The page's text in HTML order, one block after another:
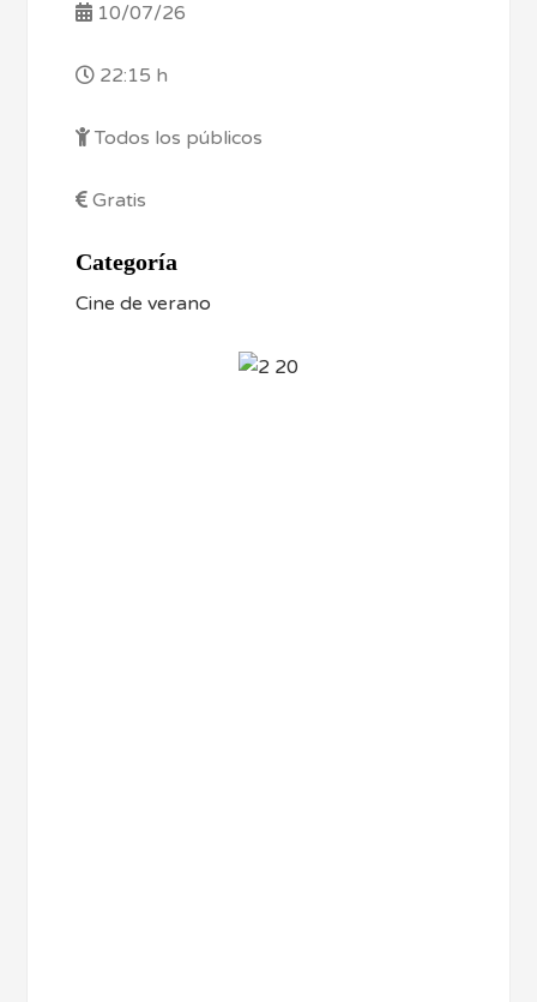
10/07/26
22:15 h
Todos los públicos
Gratis
Categoría
Cine de verano